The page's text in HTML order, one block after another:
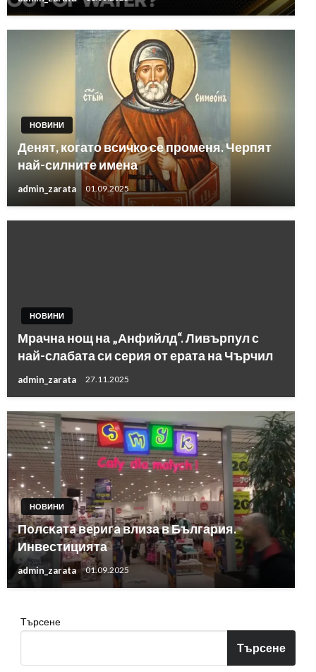
НОВИНИ
Денят, когато всичко се променя. Черпят
най-силните имена
admin_zarata 01.09.2025
НОВИНИ
Мрачна нощ на „Анфийлд“. Ливърпул с
най-слабата си серия от ерата на Чърчил
admin_zarata 27.11.2025
НОВИНИ
Πoлcĸaтa вepигa влиза в България.
Инвестицията
admin_zarata 01.09.2025
Търсене
Търсене